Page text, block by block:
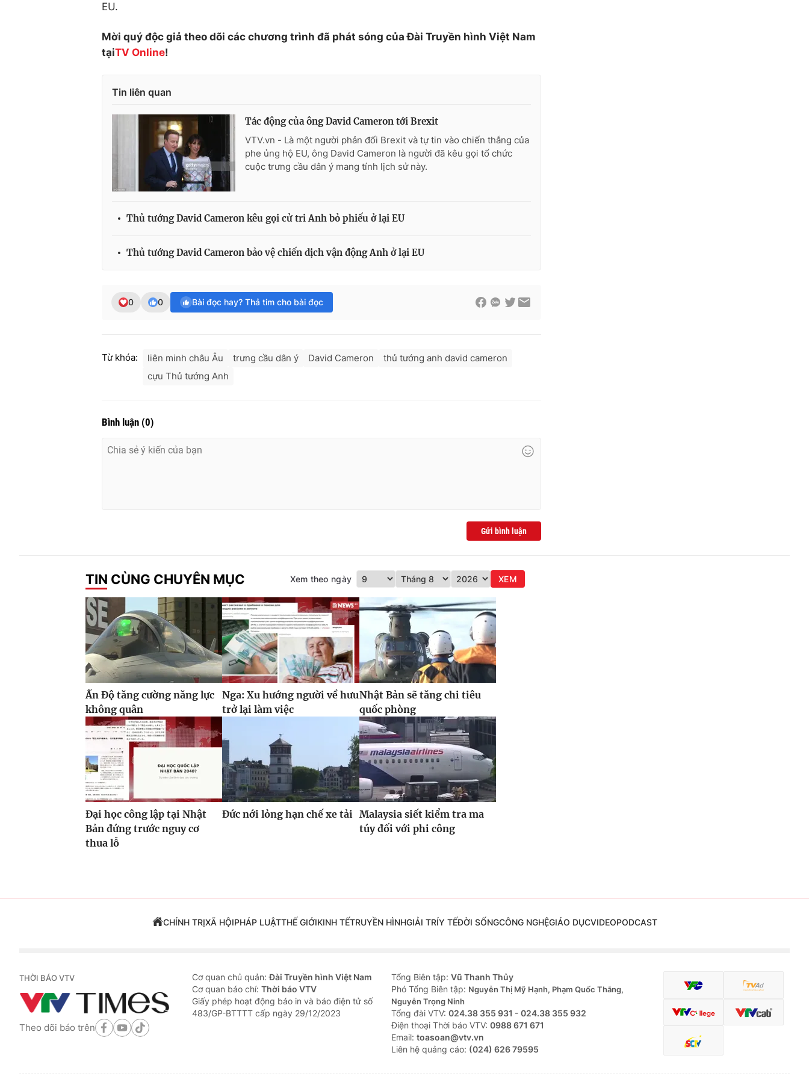
EU.
Mời quý độc giả theo dõi các chương trình đã phát sóng của Đài Truyền hình Việt Nam
tạiTV Online!
Tin liên quan
Tác động của ông David Cameron tới Brexit
VTV.vn - Là một người phản đối Brexit và tự tin vào chiến thắng của
phe ủng hộ EU, ông David Cameron là người đã kêu gọi tổ chức
cuộc trưng cầu dân ý mang tính lịch sử này.
Thủ tướng David Cameron kêu gọi cử tri Anh bỏ phiếu ở lại EU
Thủ tướng David Cameron bảo vệ chiến dịch vận động Anh ở lại EU
0 0 Bài đọc hay? Thả tim cho bài đọc
Từ khóa: liên minh châu Âu trưng cầu dân ý David Cameron
thủ tướng anh david cameron
cựu Thủ tướng Anh
Bình luận (0)
Gửi bình luận
TIN CÙNG CHUYÊN MỤC Xem theo ngày XEM
Ấn Độ tăng cường năng lực
không quân
Nga: Xu hướng người về hưu
trở lại làm việc
Nhật Bản sẽ tăng chi tiêu
quốc phòng
Đại học công lập tại Nhật
Bản đứng trước nguy cơ
thua lỗ
Đức nới lỏng hạn chế xe tải Malaysia siết kiểm tra ma
túy đối với phi công
CHÍNH TRỊXÃ HỘIPHÁP LUẬTTHẾ GIỚIKINH TẾTRUYỀN HÌNHGIẢI TRÍY TẾĐỜI SỐNGCÔNG NGHỆGIÁO DỤCVIDEOPODCAST
THỜI BÁO VTV
Theo dõi báo trên
Cơ quan chủ quản:Đài Truyền hình Việt Nam
Cơ quan báo chí: Thời báo VTV
Giấy phép hoạt động báo in và báo điện tử số
483/GP-BTTTT cấp ngày 29/12/2023
Tổng Biên tập: Vũ Thanh Thủy
Phó Tổng Biên tập: Nguyễn Thị Mỹ Hạnh, Phạm Quốc Thắng,
Nguyễn Trọng Ninh
Tổng đài VTV: 024.38 355 931 - 024.38 355 932
Ðiện thoại Thời báo VTV: 0988 671 671
Email: toasoan@vtv.vn
Liên hệ quảng cáo: (024) 626 79595